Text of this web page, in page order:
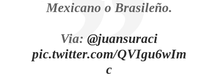
Mexicano o Brasileño.
Via: @juansuraci
pic.twitter.com/QVIgu6wIm
c